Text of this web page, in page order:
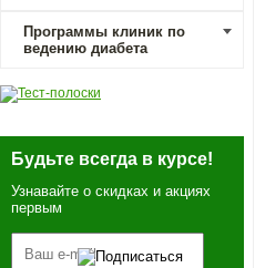
Программы клиник по
ведению диабета
Будьте всегда в курсе!
Узнавайте о скидках и акциях
первым